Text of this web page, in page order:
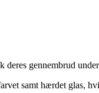
gennembrud
samt hærdet glas,